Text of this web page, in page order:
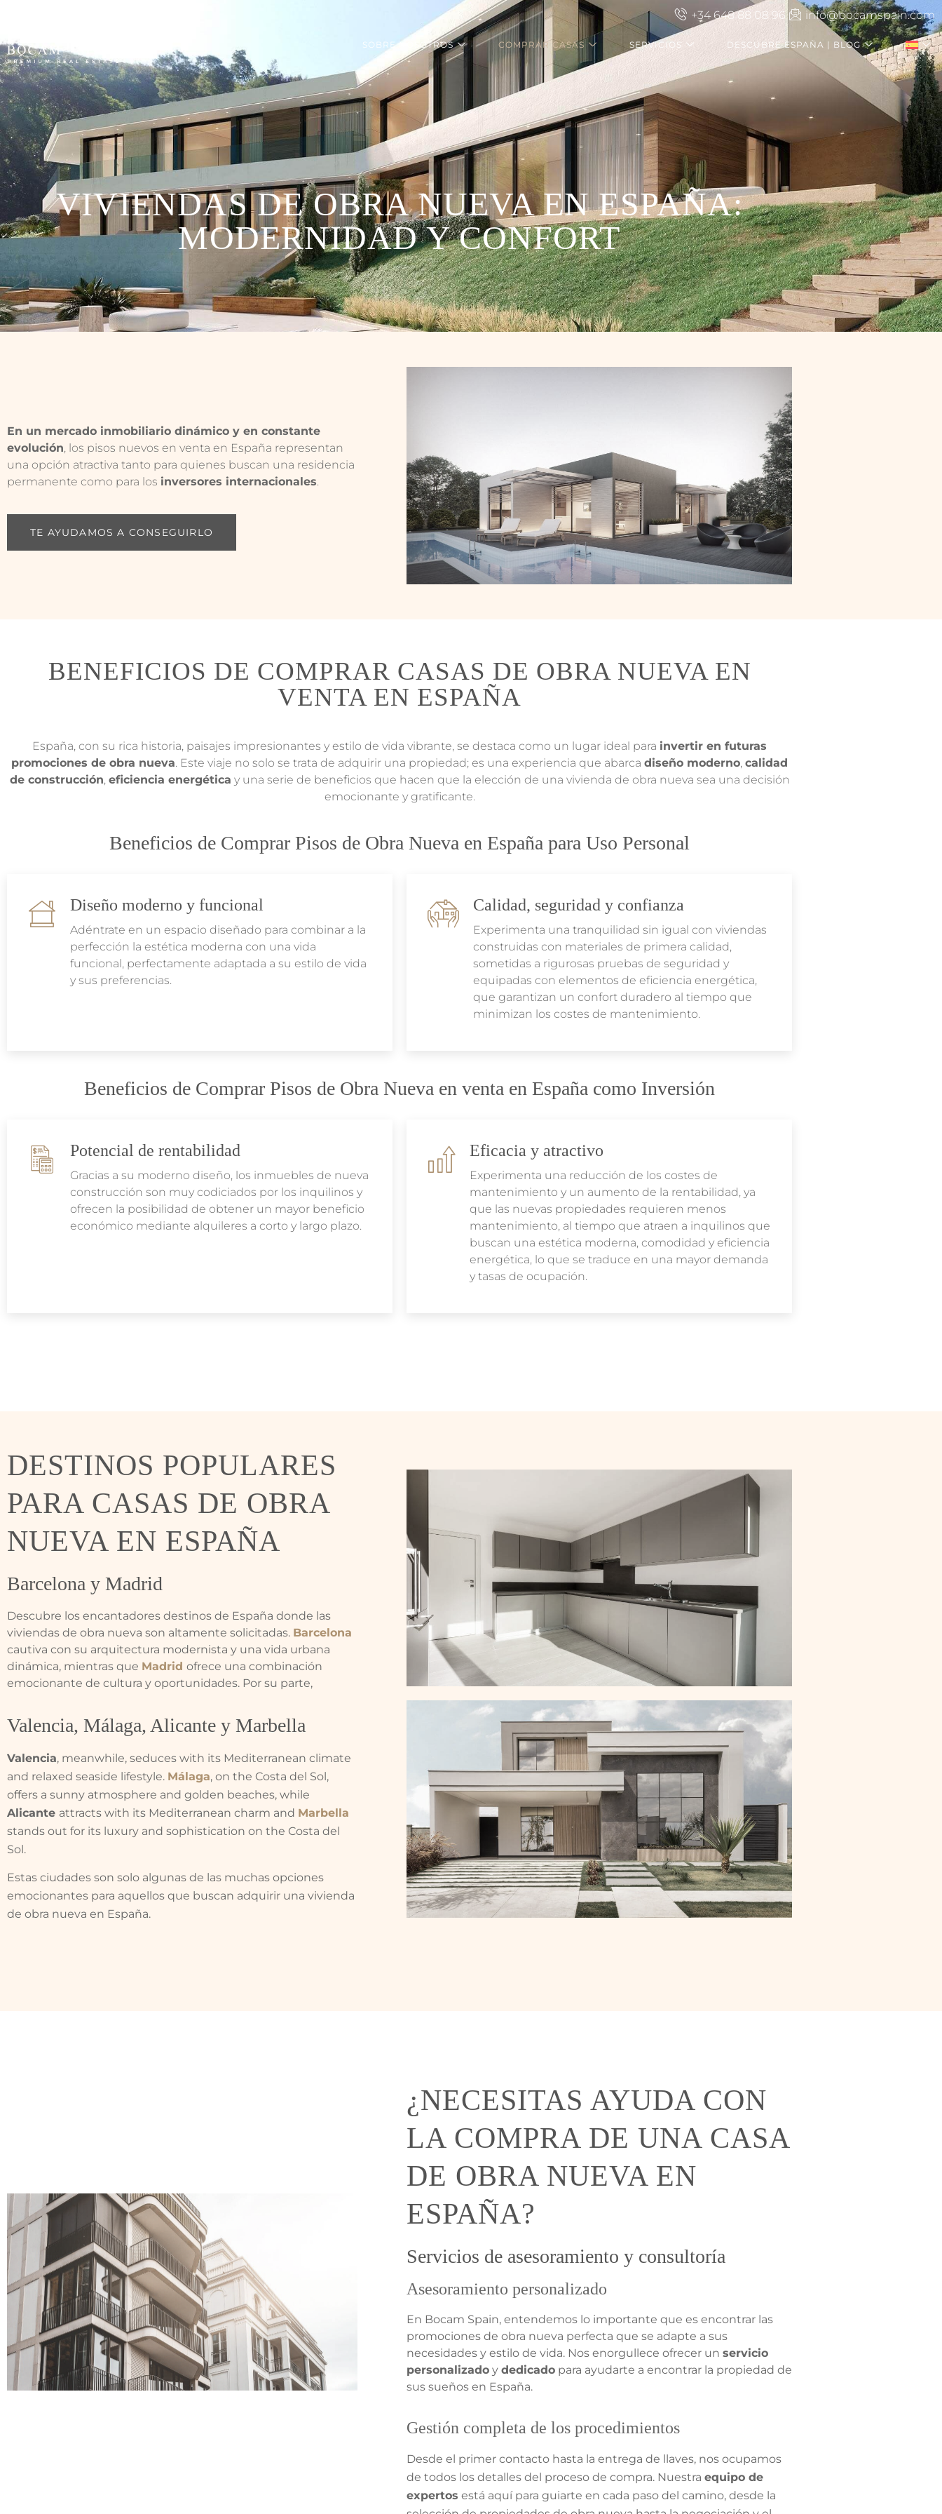
+34 648 88 08 96 info@bocamspain.com
SOBRE NOSOTROS COMPRAR CASAS SERVICIOS DESCUBRE ESPAÑA | BLOG
VIVIENDAS DE OBRA NUEVA EN ESPAÑA:
MODERNIDAD Y CONFORT
En un mercado inmobiliario dinámico y en constante
evolución, los pisos nuevos en venta en España representan
una opción atractiva tanto para quienes buscan una residencia
permanente como para los inversores internacionales.
TE AYUDAMOS A CONSEGUIRLO
BENEFICIOS DE COMPRAR CASAS DE OBRA NUEVA EN
VENTA EN ESPAÑA
España, con su rica historia, paisajes impresionantes y estilo de vida vibrante, se destaca como un lugar ideal para invertir en futuras
promociones de obra nueva. Este viaje no solo se trata de adquirir una propiedad; es una experiencia que abarca diseño moderno, calidad
de construcción, eficiencia energética y una serie de beneficios que hacen que la elección de una vivienda de obra nueva sea una decisión
emocionante y gratificante.
Beneficios de Comprar Pisos de Obra Nueva en España para Uso Personal
Diseño moderno y funcional
Adéntrate en un espacio diseñado para combinar a la
perfección la estética moderna con una vida
funcional, perfectamente adaptada a su estilo de vida
y sus preferencias.
Calidad, seguridad y confianza
Experimenta una tranquilidad sin igual con viviendas
construidas con materiales de primera calidad,
sometidas a rigurosas pruebas de seguridad y
equipadas con elementos de eficiencia energética,
que garantizan un confort duradero al tiempo que
minimizan los costes de mantenimiento.
Beneficios de Comprar Pisos de Obra Nueva en venta en España como Inversión
Potencial de rentabilidad
Gracias a su moderno diseño, los inmuebles de nueva
construcción son muy codiciados por los inquilinos y
ofrecen la posibilidad de obtener un mayor beneficio
económico mediante alquileres a corto y largo plazo.
Eficacia y atractivo
Experimenta una reducción de los costes de
mantenimiento y un aumento de la rentabilidad, ya
que las nuevas propiedades requieren menos
mantenimiento, al tiempo que atraen a inquilinos que
buscan una estética moderna, comodidad y eficiencia
energética, lo que se traduce en una mayor demanda
y tasas de ocupación.
DESTINOS POPULARES
PARA CASAS DE OBRA
NUEVA EN ESPAÑA
Barcelona y Madrid
Descubre los encantadores destinos de España donde las
viviendas de obra nueva son altamente solicitadas. Barcelona
cautiva con su arquitectura modernista y una vida urbana
dinámica, mientras que Madrid ofrece una combinación
emocionante de cultura y oportunidades. Por su parte,
Valencia, Málaga, Alicante y Marbella
Valencia, meanwhile, seduces with its Mediterranean climate
and relaxed seaside lifestyle. Málaga, on the Costa del Sol,
offers a sunny atmosphere and golden beaches, while
Alicante attracts with its Mediterranean charm and Marbella
stands out for its luxury and sophistication on the Costa del
Sol.
Estas ciudades son solo algunas de las muchas opciones
emocionantes para aquellos que buscan adquirir una vivienda
de obra nueva en España.
¿NECESITAS AYUDA CON
LA COMPRA DE UNA CASA
DE OBRA NUEVA EN
ESPAÑA?
Servicios de asesoramiento y consultoría
Asesoramiento personalizado
En Bocam Spain, entendemos lo importante que es encontrar las
promociones de obra nueva perfecta que se adapte a sus
necesidades y estilo de vida. Nos enorgullece ofrecer un servicio
personalizado y dedicado para ayudarte a encontrar la propiedad de
sus sueños en España.
Gestión completa de los procedimientos
Desde el primer contacto hasta la entrega de llaves, nos ocupamos
de todos los detalles del proceso de compra. Nuestra equipo de
expertos está aquí para guiarte en cada paso del camino, desde la